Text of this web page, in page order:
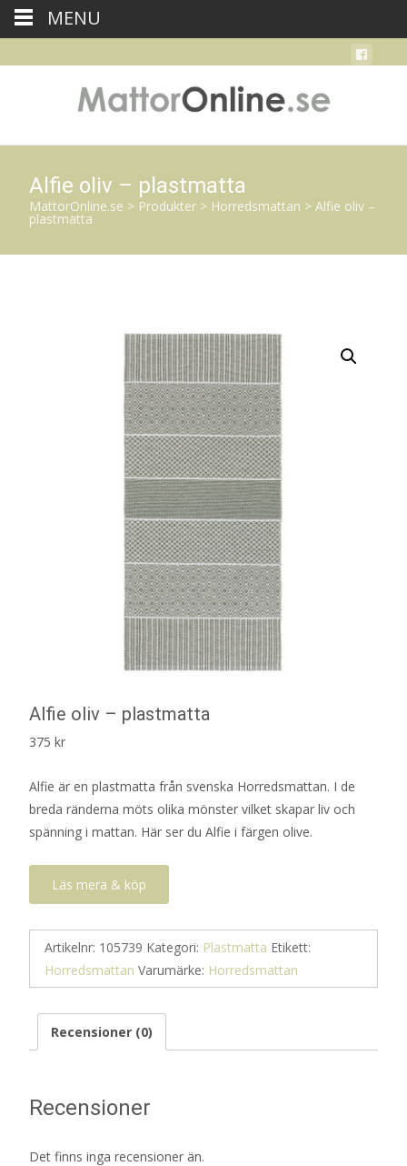
Alfie oliv – plastmatta
MattorOnline.se > Produkter > Horredsmattan > Alfie oliv –
plastmatta
Alfie oliv – plastmatta
375 kr
Alfie är en plastmatta från svenska Horredsmattan. I de
breda ränderna möts olika mönster vilket skapar liv och
spänning i mattan. Här ser du Alfie i färgen olive.
Läs mera & köp
Artikelnr: 105739 Kategori: Plastmatta Etikett:
Horredsmattan Varumärke: Horredsmattan
Recensioner (0)
Recensioner
Det finns inga recensioner än.
MENU